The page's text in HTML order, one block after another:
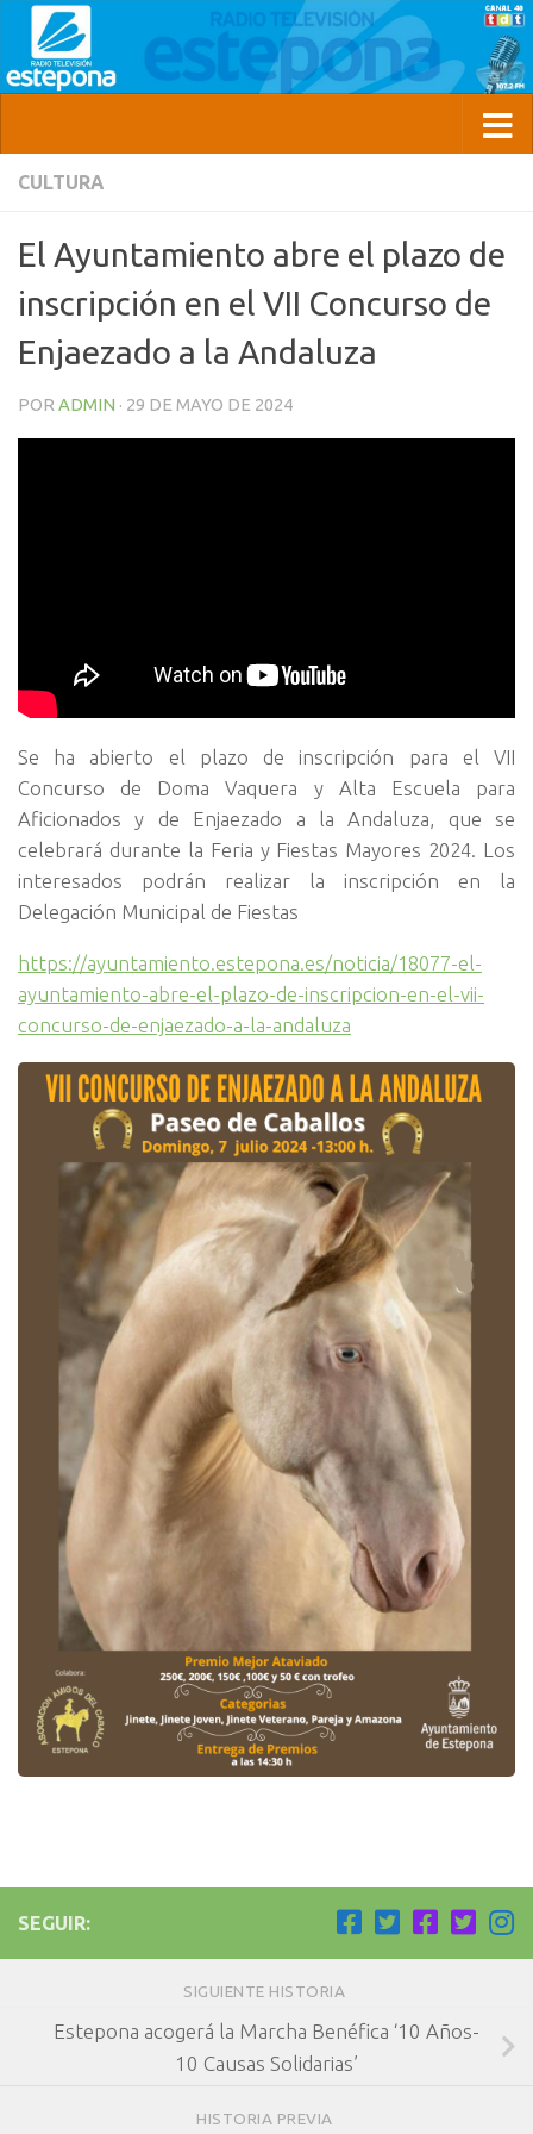
CULTURA
El Ayuntamiento abre el plazo de
inscripción en el VII Concurso de
Enjaezado a la Andaluza
POR ADMIN · 29 DE MAYO DE 2024
Se ha abierto el plazo de inscripción para el VII
Concurso de Doma Vaquera y Alta Escuela para
Aficionados y de Enjaezado a la Andaluza, que se
celebrará durante la Feria y Fiestas Mayores 2024. Los
interesados podrán realizar la inscripción en la
Delegación Municipal de Fiestas
https://ayuntamiento.estepona.es/noticia/18077-el-
ayuntamiento-abre-el-plazo-de-inscripcion-en-el-vii-
concurso-de-enjaezado-a-la-andaluza
SEGUIR:
SIGUIENTE HISTORIA
Estepona acogerá la Marcha Benéfica ‘10 Años-
10 Causas Solidarias’
HISTORIA PREVIA